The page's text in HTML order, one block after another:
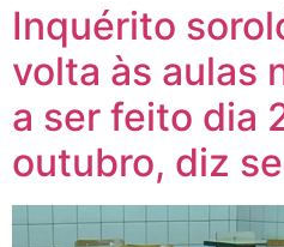
Inquérito
volta às aulas
a ser feito dia
outubro, diz